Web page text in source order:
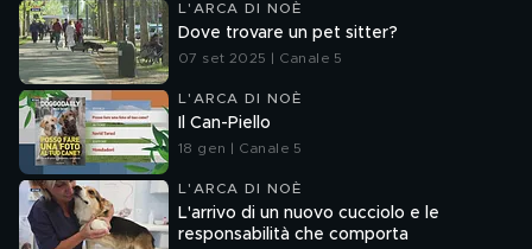
L'ARCA DI NOÈ
Dove trovare un pet sitter?
07 set 2025 | Canale 5
L'ARCA DI NOÈ
Il Can-Piello
18 gen | Canale 5
L'ARCA DI NOÈ
L'arrivo di un nuovo cucciolo e le
responsabilità che comporta